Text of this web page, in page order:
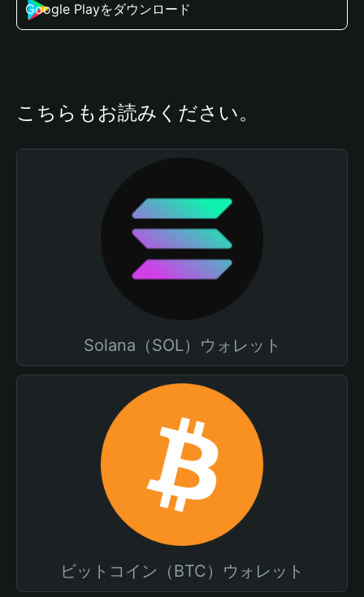
Google Playをダウンロード
こちらもお読みください。
Solana（SOL）ウォレット
ビットコイン（BTC）ウォレット